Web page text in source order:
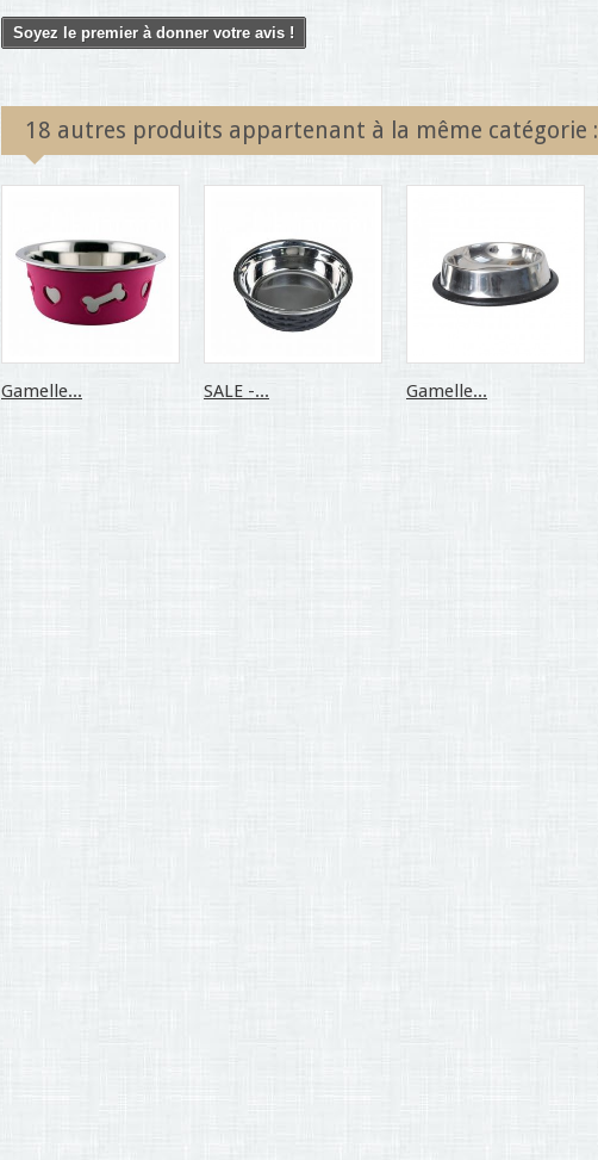
Soyez le premier à donner votre avis !
18 autres produits appartenant à la même catégorie :
Gamelle... SALE -... Gamelle...